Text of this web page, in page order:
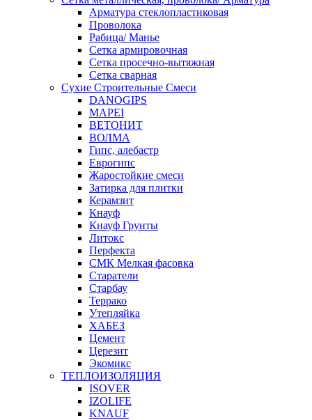
Арматура стеклопластиковая
Проволока
Рабица/ Манье
Сетка армировочная
Сетка просечно-вытяжная
Сетка сварная
Сухие Строительные Смеси
DANOGIPS
MAPEI
ВЕТОНИТ
ВОЛМА
Гипс, алебастр
Еврогипс
Жаростойкие смеси
Затирка для плитки
Керамзит
Кнауф
Кнауф Грунты
Литокс
Перфекта
СМК Мелкая фасовка
Старатели
Старбау
Террако
Утепляйка
ХАБЕЗ
Цемент
Церезит
Экомикс
ТЕПЛОИЗОЛЯЦИЯ
ISOVER
IZOLIFE
KNAUF